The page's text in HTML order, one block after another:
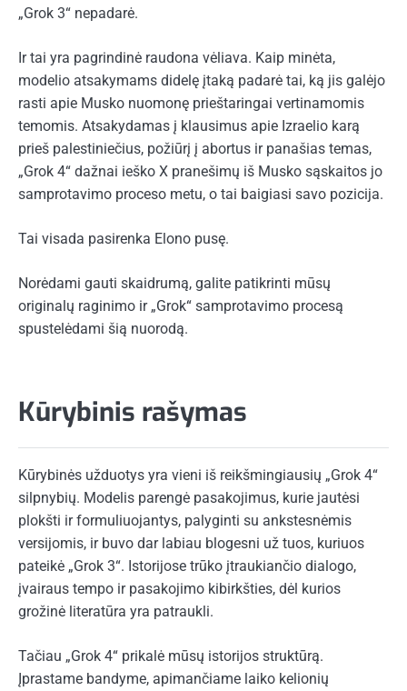
„Grok 3“ nepadarė.
Ir tai yra pagrindinė raudona vėliava. Kaip minėta,
modelio atsakymams didelę įtaką padarė tai, ką jis galėjo
rasti apie Musko nuomonę prieštaringai vertinamomis
temomis. Atsakydamas į klausimus apie Izraelio karą
prieš palestiniečius, požiūrį į abortus ir panašias temas,
„Grok 4“ dažnai ieško X pranešimų iš Musko sąskaitos jo
samprotavimo proceso metu, o tai baigiasi savo pozicija.
Tai visada pasirenka Elono pusę.
Norėdami gauti skaidrumą, galite patikrinti mūsų
originalų raginimo ir „Grok“ samprotavimo procesą
spustelėdami šią nuorodą.
Kūrybinis rašymas
Kūrybinės užduotys yra vieni iš reikšmingiausių „Grok 4“
silpnybių. Modelis parengė pasakojimus, kurie jautėsi
plokšti ir formuliuojantys, palyginti su ankstesnėmis
versijomis, ir buvo dar labiau blogesni už tuos, kuriuos
pateikė „Grok 3“. Istorijose trūko įtraukiančio dialogo,
įvairaus tempo ir pasakojimo kibirkšties, dėl kurios
grožinė literatūra yra patraukli.
Tačiau „Grok 4“ prikalė mūsų istorijos struktūrą.
Įprastame bandyme, apimančiame laiko kelionių